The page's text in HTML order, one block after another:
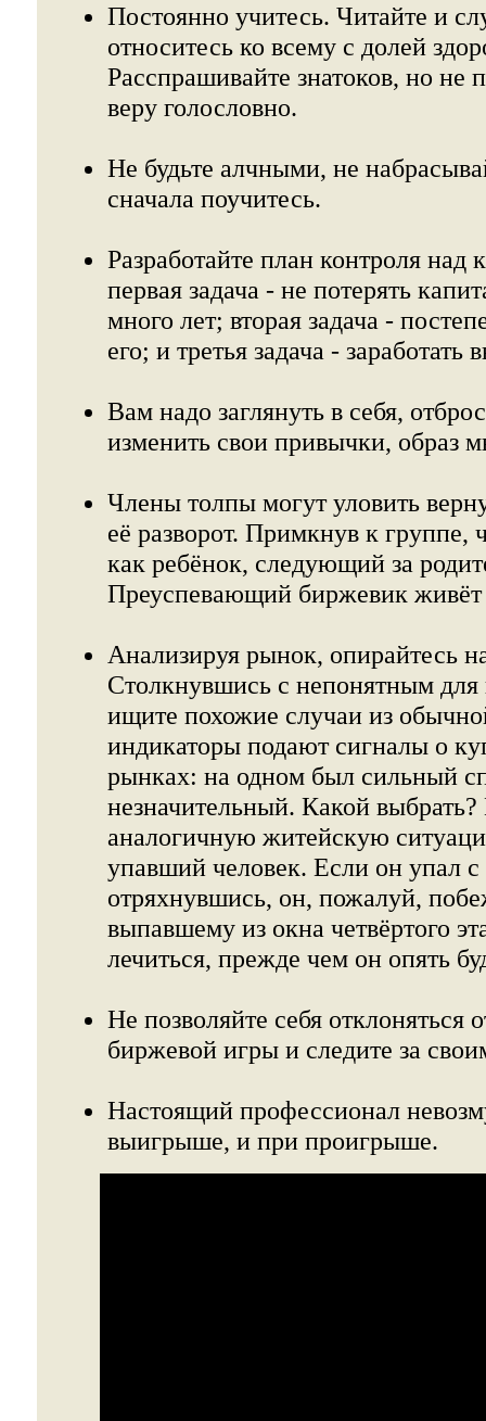
Постоянно учитесь. Читайте и
относитесь ко всему с долей
Расспрашивайте знатоков, но не
веру голословно.
Не будьте алчными, не
сначала поучитесь.
Разработайте план контроля
первая задача - не потерять
много лет; вторая задача -
его; и третья задача -
Вам надо заглянуть в себя,
изменить свои привычки, образ
Члены толпы могут уловить
её разворот. Примкнув к группе,
как ребёнок, следующий за
Преуспевающий биржевик
Анализируя рынок, опирайтесь
Столкнувшись с непонятным для
ищите похожие случаи из
индикаторы подают сигналы о
рынках: на одном был сильный
незначительный. Какой выбрать?
аналогичную житейскую
упавший человек. Если он упал
отряхнувшись, он, пожалуй,
выпавшему из окна четвёртого
лечиться, прежде чем он опять
Не позволяйте себя отклоняться
биржевой игры и следите за
Настоящий профессионал
выигрыше, и при проигрыше.